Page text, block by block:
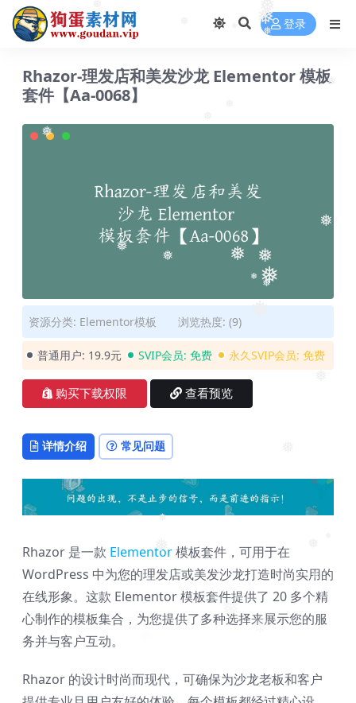
❅
❅
❅
❅
❅
❅
❅
❅
❅
❅ 登录
Rhazor-理发店和美发沙龙 Elementor 模板
套件【Aa-0068】
资源分类: Elementor模板 浏览热度: (9)
普通用户: 19.9元 SVIP会员: 免费 永久SVIP会员: 免费
购买下载权限 查看预览
详情介绍 常见问题
Rhazor 是一款 Elementor模板套件，可用于在
WordPress 中为您的理发店或美发沙龙打造时尚实用的
在线形象。这款 Elementor 模板套件提供了 20 多个精
心制作的模板集合，为您提供了多种选择来展示您的服
务并与客户互动。
Rhazor 的设计时尚而现代，可确保为沙龙老板和客户